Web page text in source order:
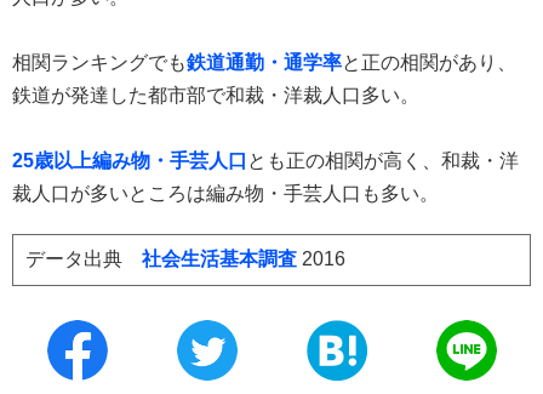
相関ランキングでも鉄道通勤・通学率と正の相関があり、
鉄道が発達した都市部で和裁・洋裁人口多い。
25歳以上編み物・手芸人口 とも正の相関が高く、和裁・洋
裁人口が多いところは編み物・手芸人口も多い。
データ出典 社会生活基本調査 2016